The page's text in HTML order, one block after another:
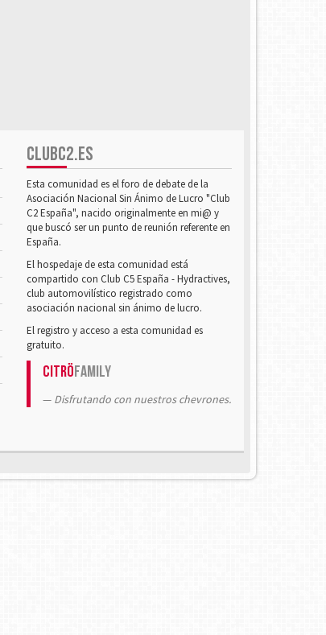
CLUBC2.ES
Esta comunidad es el foro de debate de la
Asociación Nacional Sin Ánimo de Lucro "Club
C2 España", nacido originalmente en mi@ y
que buscó ser un punto de reunión referente en
España.
El hospedaje de esta comunidad está
compartido con Club C5 España - Hydractives,
club automovilístico registrado como
asociación nacional sin ánimo de lucro.
El registro y acceso a esta comunidad es
gratuito.
CitröFamily
Disfrutando con nuestros chevrones.